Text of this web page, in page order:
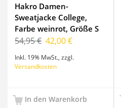
Hakro Damen-
Sweatjacke College,
Farbe weinrot, Größe S
54,95 € 42,00 €
Inkl. 19% MwSt. ,zzgl.
Versandkosten
In den Warenkorb